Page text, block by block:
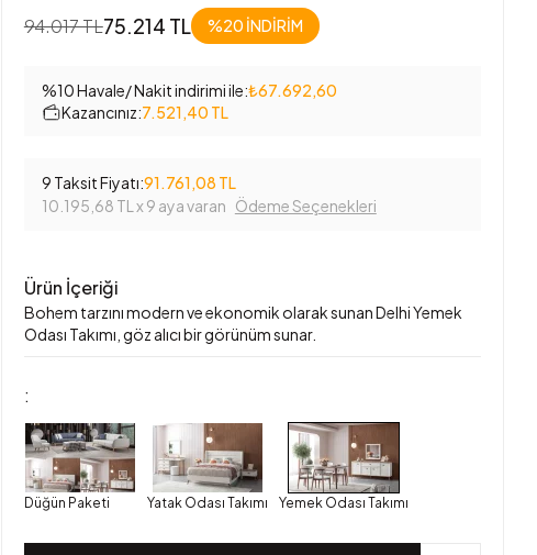
94.017 TL75.214 TL %20 İNDİRİM
%10 Havale/ Nakit indirimi ile:₺67.692,60
Kazancınız:7.521,40 TL
9 Taksit Fiyatı:91.761,08 TL
10.195,68 TL x 9 aya varan Ödeme Seçenekleri
Ürün İçeriği
Bohem tarzını modern ve ekonomik olarak sunan Delhi Yemek
Odası Takımı, göz alıcı bir görünüm sunar.
:
Düğün Paketi Yatak Odası Takımı Yemek Odası Takımı